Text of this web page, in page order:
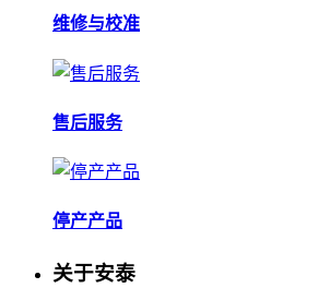
维修与校准
售后服务
停产产品
关于安泰